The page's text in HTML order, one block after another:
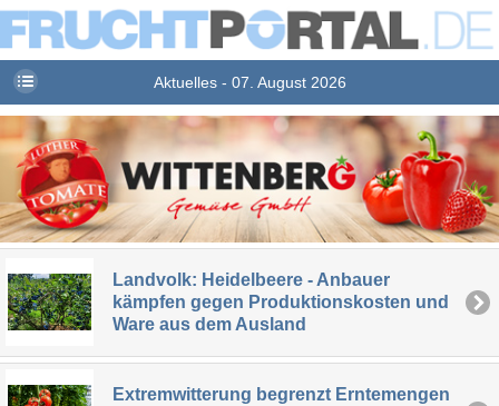
Aktuelles - 07. August 2026
Landvolk: Heidelbeere - Anbauer
kämpfen gegen Produktionskosten und
Ware aus dem Ausland
Extremwitterung begrenzt Erntemengen